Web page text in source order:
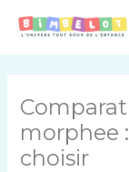
morphee
choisir